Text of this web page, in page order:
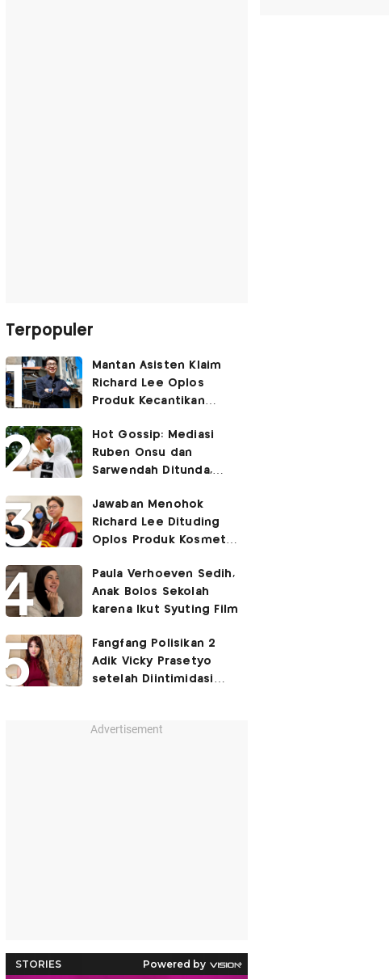
Terpopuler
Mantan Asisten Klaim
Richard Lee Oplos
Produk Kecantikan
ke Ani-Ani
Hot Gossip: Mediasi
Ruben Onsu dan
Sarwendah Ditunda,
Ketiga
Jawaban Menohok
Richard Lee Dituding
Oplos Produk Kosmetik
Paula Verhoeven Sedih,
Anak Bolos Sekolah
karena Ikut Syuting Film
Fangfang Polisikan 2
Adik Vicky Prasetyo
setelah Diintimidasi
Advertisement